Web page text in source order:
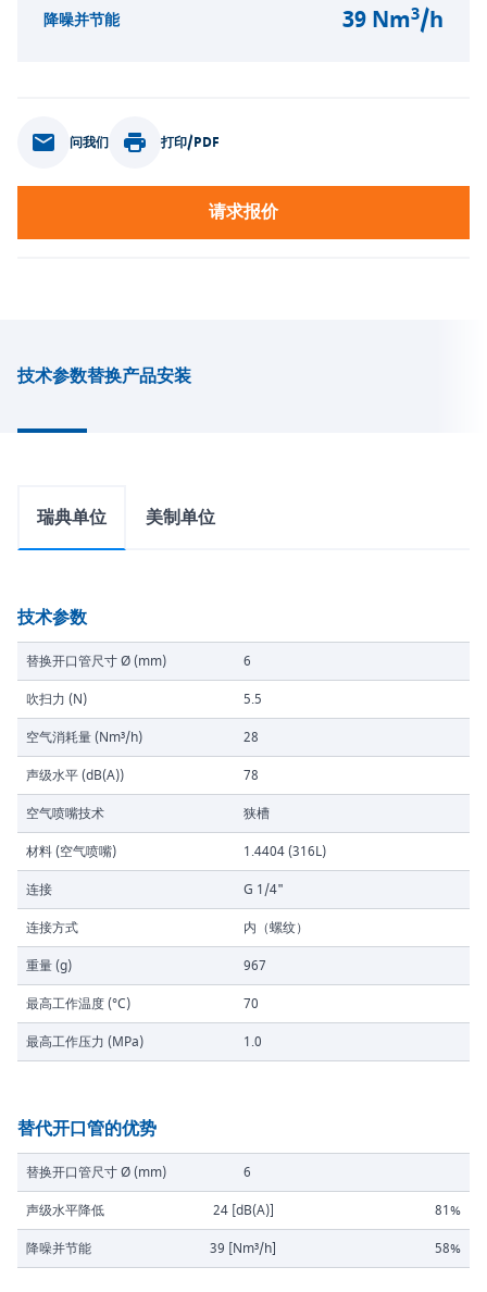
降噪并节能 39 Nm3/h
问我们 打印/PDF
请求报价
技术参数替换产品安装
瑞典单位 美制单位
技术参数
替换开口管尺寸 Ø (mm)
6
吹扫力 (N)
5.5
空气消耗量 (Nm³/h)
28
声级水平 (dB(A))
78
空气喷嘴技术
狭槽
材料 (空气喷嘴)
1.4404 (316L)
连接
G 1/4"
连接方式
内（螺纹）
重量 (g)
967
最高工作温度 (°C)
70
最高工作压力 (MPa)
1.0
替代开口管的优势
替换开口管尺寸 Ø (mm)
6
声级水平降低
24 [dB(A)]
81%
降噪并节能
39 [Nm³/h] 58%